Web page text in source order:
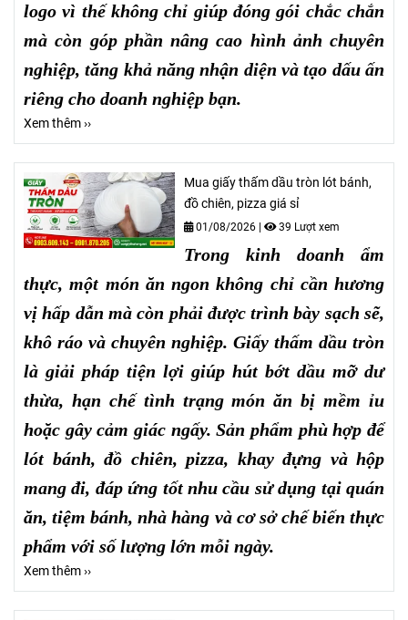
logo vì thế không chỉ giúp đóng gói chắc chắn
mà còn góp phần nâng cao hình ảnh chuyên
nghiệp, tăng khả năng nhận diện và tạo dấu ấn
riêng cho doanh nghiệp bạn.
Xem thêm ››
Mua giấy thấm dầu tròn lót bánh,
đồ chiên, pizza giá sỉ
01/08/2026 | 39 Lượt xem
Trong kinh doanh ẩm
thực, một món ăn ngon không chỉ cần hương
vị hấp dẫn mà còn phải được trình bày sạch sẽ,
khô ráo và chuyên nghiệp. Giấy thấm dầu tròn
là giải pháp tiện lợi giúp hút bớt dầu mỡ dư
thừa, hạn chế tình trạng món ăn bị mềm ỉu
hoặc gây cảm giác ngấy. Sản phẩm phù hợp để
lót bánh, đồ chiên, pizza, khay đựng và hộp
mang đi, đáp ứng tốt nhu cầu sử dụng tại quán
ăn, tiệm bánh, nhà hàng và cơ sở chế biến thực
phẩm với số lượng lớn mỗi ngày.
Xem thêm ››